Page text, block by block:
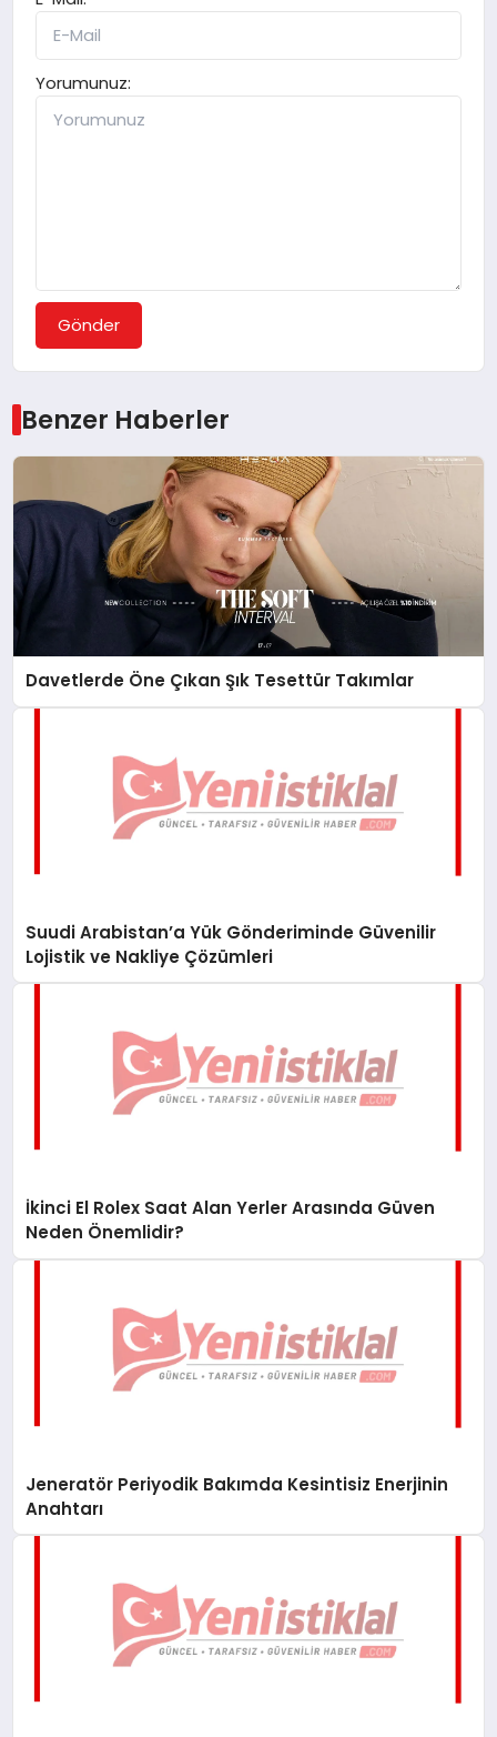
Yorumunuz:
Gönder
Benzer Haberler
Davetlerde Öne Çıkan Şık Tesettür Takımlar
Suudi Arabistan’a Yük Gönderiminde Güvenilir
Lojistik ve Nakliye Çözümleri
İkinci El Rolex Saat Alan Yerler Arasında Güven
Neden Önemlidir?
Jeneratör Periyodik Bakımda Kesintisiz Enerjinin
Anahtarı